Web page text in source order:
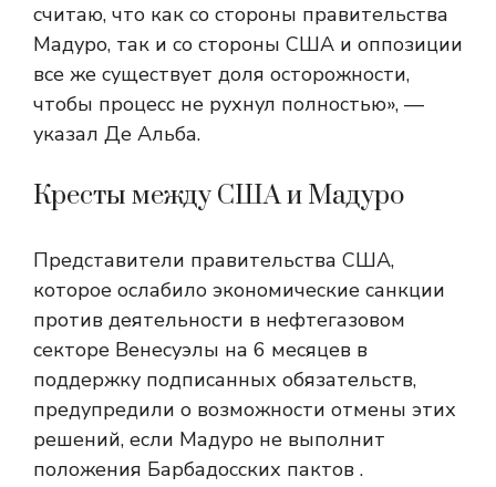
считаю, что как со стороны правительства
Мадуро, так и со стороны США и оппозиции
все же существует доля осторожности,
чтобы процесс не рухнул полностью», —
указал Де Альба.
Кресты между США и Мадуро
Представители правительства США,
которое ослабило экономические санкции
против деятельности в нефтегазовом
секторе Венесуэлы на 6 месяцев в
поддержку подписанных обязательств,
предупредили о возможности отмены этих
решений, если Мадуро не выполнит
положения Барбадосских пактов .